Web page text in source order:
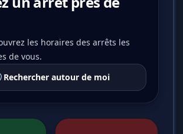
les horaires des arrêts les
de vous.
Rechercher autour de moi